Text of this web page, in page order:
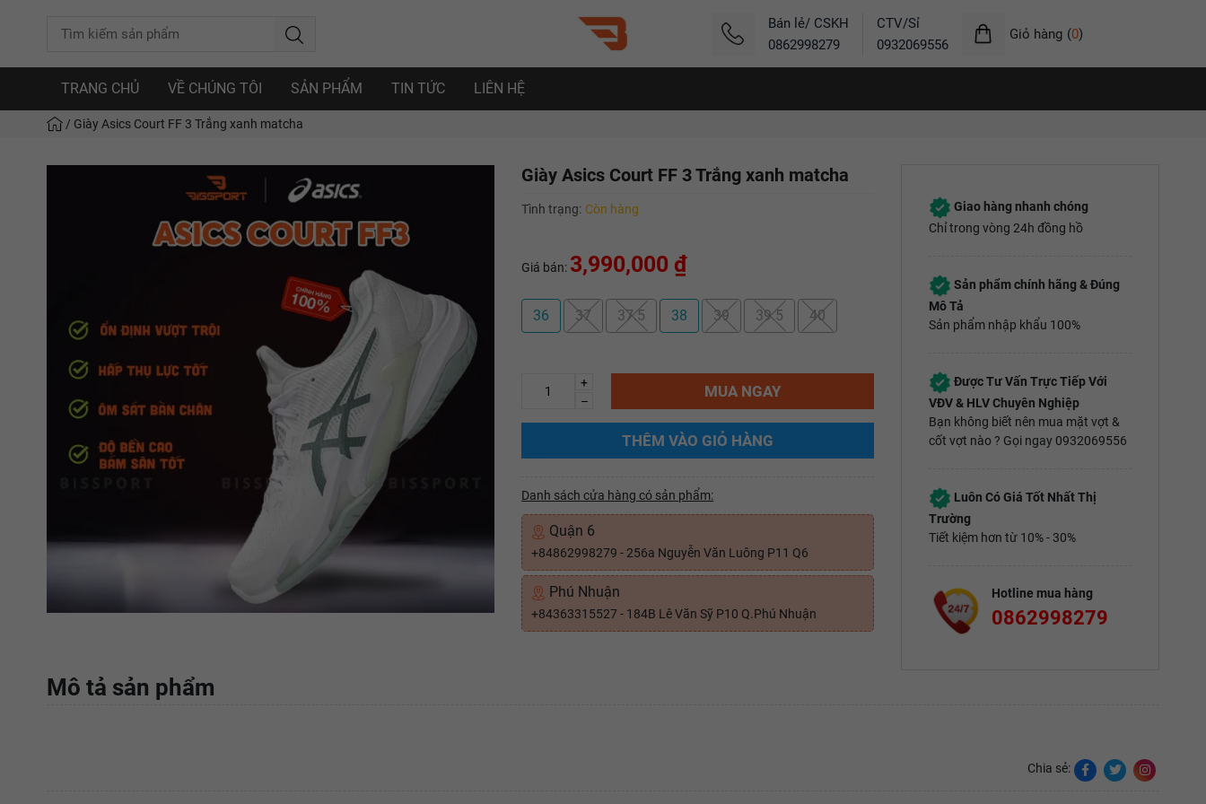
Bán lẻ/ CSKH
0862998279
CTV/Sỉ
0932069556
Giỏ hàng (0)
TRANG CHỦ VỀ CHÚNG TÔI SẢN PHẨM TIN TỨC LIÊN HỆ
/ Giày Asics Court FF 3 Trắng xanh matcha
Giày Asics Court FF 3 Trắng xanh matcha
Tình trạng: Còn hàng
Giá bán: 3,990,000 ₫
36 37 37.5 38 39 39.5 40
+
–
MUA NGAY
THÊM VÀO GIỎ HÀNG
Danh sách cửa hàng có sản phẩm:
Quận 6
+84862998279 - 256a Nguyễn Văn Luông P11 Q6
Phú Nhuận
+84363315527 - 184B Lê Văn Sỹ P10 Q.Phú Nhuận
Giao hàng nhanh chóng
Chỉ trong vòng 24h đồng hồ
Sản phẩm chính hãng & Đúng
Mô Tả
Sản phẩm nhập khẩu 100%
Được Tư Vấn Trực Tiếp Với
VĐV & HLV Chuyên Nghiệp
Bạn không biết nên mua mặt vợt &
cốt vợt nào ? Gọi ngay 0932069556
Luôn Có Giá Tốt Nhất Thị
Trường
Tiết kiệm hơn từ 10% - 30%
Hotline mua hàng
0862998279
Mô tả sản phẩm
Chia sẻ: